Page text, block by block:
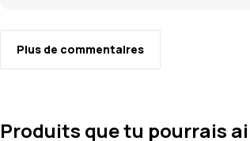
Plus de commentaires
Produits que tu pourrais